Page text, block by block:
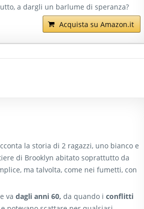
a dargli un barlume di speranza?
Acquista su Amazon.it
la storia di 2 ragazzi, uno bianco e
di Brooklyn abitato soprattutto da
ma talvolta, come nei fumetti, con
va dagli anni 60, da quando i conflitti